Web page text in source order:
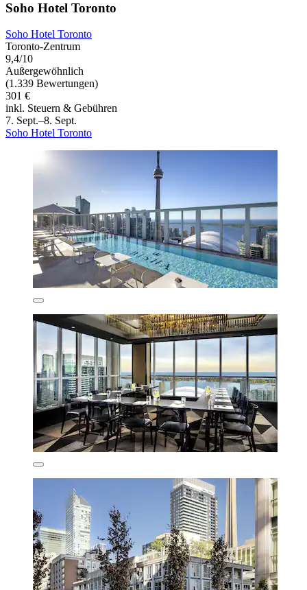
Soho Hotel Toronto
Soho Hotel Toronto
Toronto-Zentrum
9,4/10
Außergewöhnlich
(1.339 Bewertungen)
301 €
inkl. Steuern & Gebühren
7. Sept.–8. Sept.
Soho Hotel Toronto